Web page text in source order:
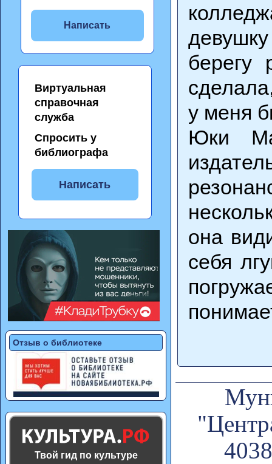
Написать
Виртуальная
справочная
служба
Спросить у
библиографа
Написать
Отзыв о библиотеке
Твой гид по культуре
берегу
у меня
Юки
она
себя